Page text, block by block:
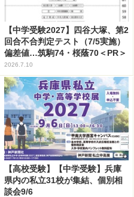
【中学受験2027】四谷大塚、第2
回合不合判定テスト（7/5実施）
偏差値…筑駒74・桜蔭70＜PR＞
2026.7.10
【高校受験】【中学受験】兵庫
県内の私立31校が集結、個別相
談会9/6